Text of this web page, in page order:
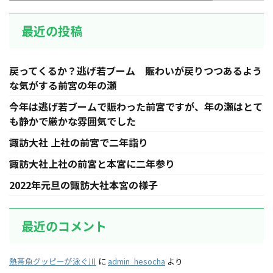
最近の投稿
戻ってくるか？逃げ若ブーム 賑わいが戻りつつあるよう
な気がする前宮の年の瀬
今年は逃げ若ブームで賑わった前宮ですが、年の瀬はとて
も静かで厳かな雰囲気でした
諏訪大社 上社の前宮で二年詣り
諏訪大社上社の前宮と本宮に二年参り
2022年元旦の諏訪大社本宮の様子
最近のコメント
熱帯魚グッピーが泳ぐ川 に admin_hesocha より